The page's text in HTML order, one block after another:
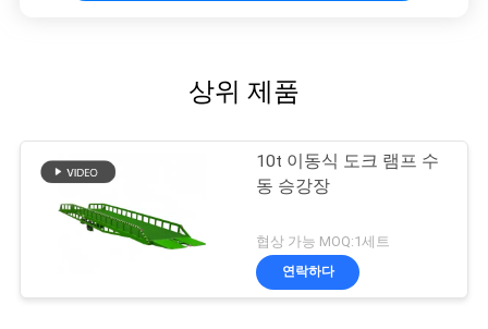
상위 제품
10t 이동식 도크 램프 수
동 승강장
협상 가능 MOQ:1세트
연락하다